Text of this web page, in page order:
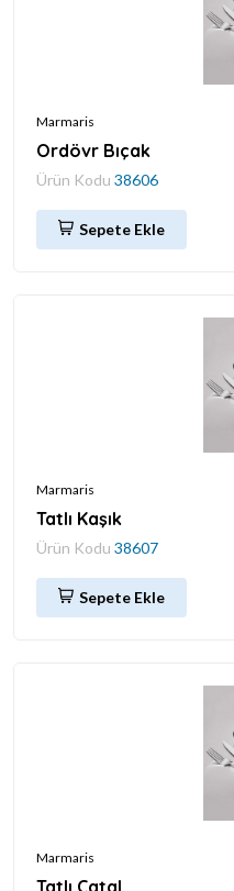
Marmaris
Ordövr Bıçak
Ürün Kodu 38606
Sepete Ekle
Marmaris
Tatlı Kaşık
Ürün Kodu 38607
Sepete Ekle
Marmaris
Tatlı Çatal